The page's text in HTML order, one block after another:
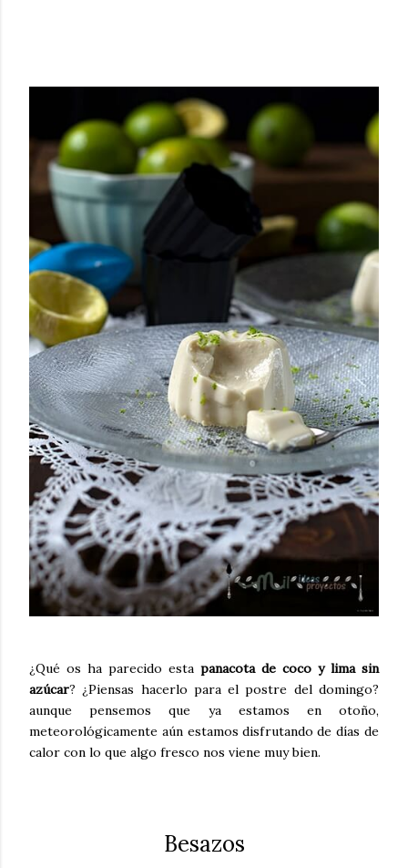
¿Qué os ha parecido esta panacota de coco y lima sin
azúcar? ¿Piensas hacerlo para el postre del domingo?
aunque pensemos que ya estamos en otoño,
meteorológicamente aún estamos disfrutando de días de
calor con lo que algo fresco nos viene muy bien.
Besazos